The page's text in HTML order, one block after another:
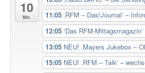
10
Mo.
11:05 ‚RFM – Das!Journal‘ –
12:05 ‘Das RFM-
13:05 NEU! ‚Mayers Jukebox –
15:05 NEU! ‚RFM – Talk‘ –